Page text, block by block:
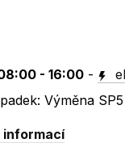
- 16:00 -
Výměna
informací